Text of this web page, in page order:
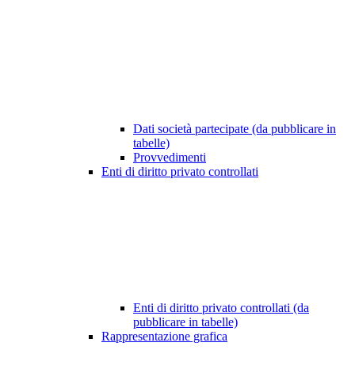
Dati società partecipate (da pubblicare in
tabelle)
Provvedimenti
Enti di diritto privato controllati
Enti di diritto privato controllati (da
pubblicare in tabelle)
Rappresentazione grafica